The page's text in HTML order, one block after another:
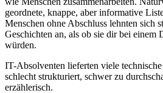
geordnete, knappe, aber informative
Menschen ohne Abschluss lehnten sich
Geschichten an, als ob sie dir bei einem
würden.
IT-Absolventen lieferten viele
schlecht strukturiert, schwer zu
erzählerisch.